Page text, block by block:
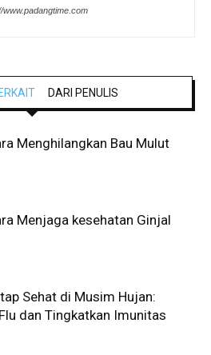
www.padangtime.com
DARI PENULIS
Menghilangkan Bau Mulut
Menjaga kesehatan Ginjal
Sehat di Musim Hujan:
dan Tingkatkan Imunitas